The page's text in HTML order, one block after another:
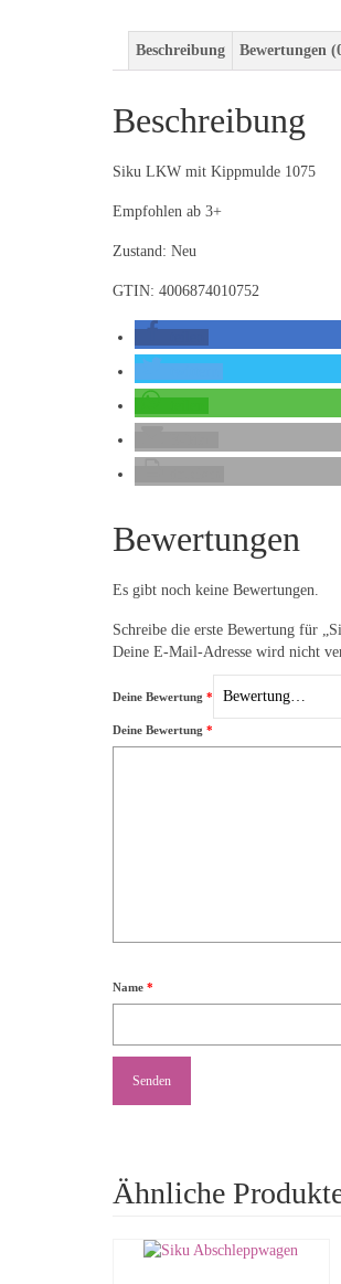
Beschreibung Bewertungen
Beschreibung
Siku LKW mit Kippmulde 1075
Empfohlen ab 3+
Zustand: Neu
GTIN: 4006874010752
Bewertungen
Es gibt noch keine Bewertungen.
Schreibe die erste Bewertung für
Deine E-Mail-Adresse wird nicht
Deine Bewertung *
Deine Bewertung *
Name *
Ähnliche